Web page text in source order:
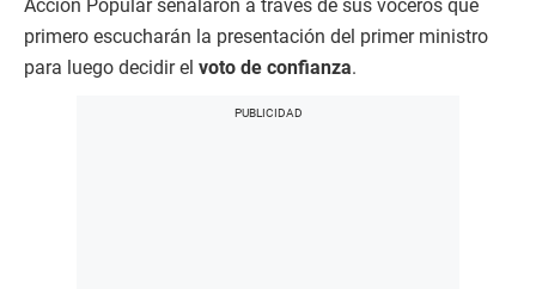
Acción Popular señalaron a través de sus voceros que
primero escucharán la presentación del primer ministro
para luego decidir el voto de confianza.